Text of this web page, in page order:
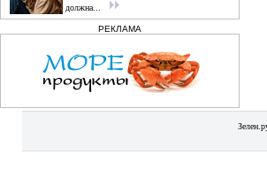
должна...
РЕКЛАМА